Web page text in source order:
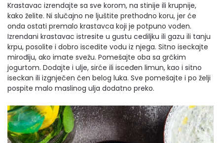
Krastavac izrendajte sa sve korom, na stinije ili krupnije,
kako želite. Ni slučajno ne ljuštite prethodno koru, jer će
onda ostati premalo krastavca koji je potpuno voden.
Izrendani krastavac istresite u gustu cediljku ili gazu ili tanju
krpu, posolite i dobro iscedite vodu iz njega. Sitno iseckajte
mirođiju, ako imate svežu. Pomešajte oba sa grčkim
jogurtom. Dodajte i ulje, sirće ili isceđen limun, kao i sitno
iseckan ili izgnječen čen belog luka. Sve pomešajte i po želji
pospite malo maslinog ulja dodatno preko.